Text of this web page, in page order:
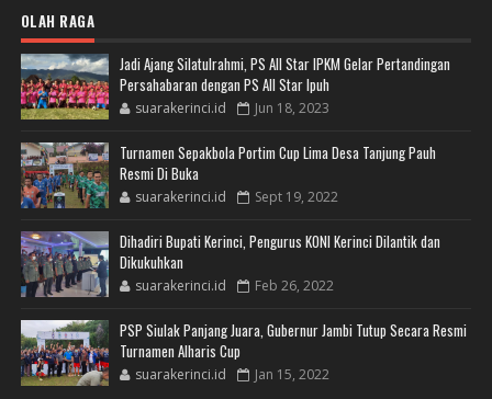
OLAH RAGA
Jadi Ajang Silatulrahmi, PS All Star IPKM Gelar Pertandingan
Persahabaran dengan PS All Star Ipuh
suarakerinci.id Jun 18, 2023
Turnamen Sepakbola Portim Cup Lima Desa Tanjung Pauh
Resmi Di Buka
suarakerinci.id Sept 19, 2022
Dihadiri Bupati Kerinci, Pengurus KONI Kerinci Dilantik dan
Dikukuhkan
suarakerinci.id Feb 26, 2022
PSP Siulak Panjang Juara, Gubernur Jambi Tutup Secara Resmi
Turnamen Alharis Cup
suarakerinci.id Jan 15, 2022